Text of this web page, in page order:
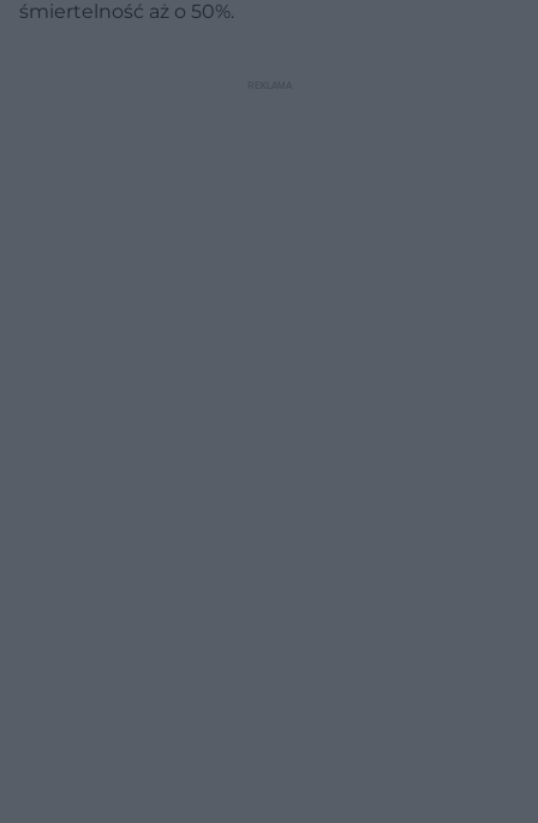
śmiertelność aż o 50%.